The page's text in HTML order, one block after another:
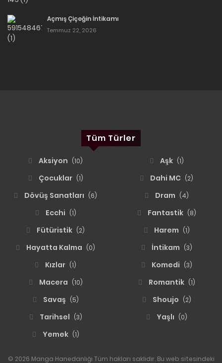
Açmış Çiçeğin İntikamı
Temmuz 22, 2026
Tüm Türler
Aksiyon (10) Aşk (1)
Çocuklar (1) Dahi MC (2)
Dövüş Sanatları (6) Dram (4)
Ecchi (1) Fantastik (8)
Fütüristik (2) Harem (1)
Hayatta Kalma (0) İntikam (3)
Kızlar (1) Komedi (3)
Macera (10) Romantik (1)
Savaş (5) Shoujo (2)
Tarihsel (3) Yaşlı (0)
Yemek (1)
© 2026 Manga Hanedanlığı Tüm hakları saklıdır. Bu web sitesindeki